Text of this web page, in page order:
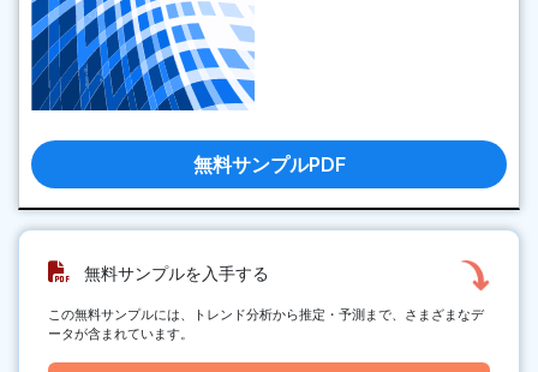
無料サンプルPDF
無料サンプルを入手する
この無料サンプルには、トレンド分析から推定・予測まで、さまざまなデ
ータが含まれています。